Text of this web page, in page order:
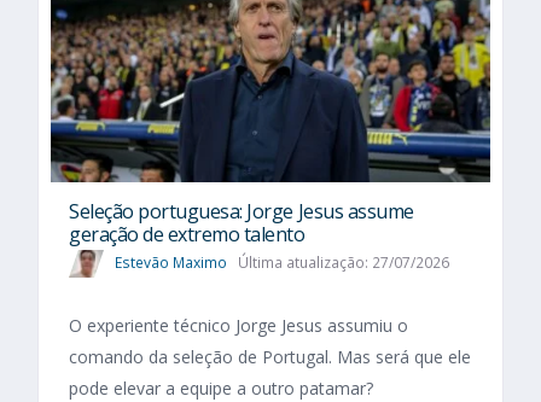
Seleção portuguesa: Jorge Jesus assume
geração de extremo talento
Estevão Maximo Última atualização: 27/07/2026
O experiente técnico Jorge Jesus assumiu o
comando da seleção de Portugal. Mas será que ele
pode elevar a equipe a outro patamar?